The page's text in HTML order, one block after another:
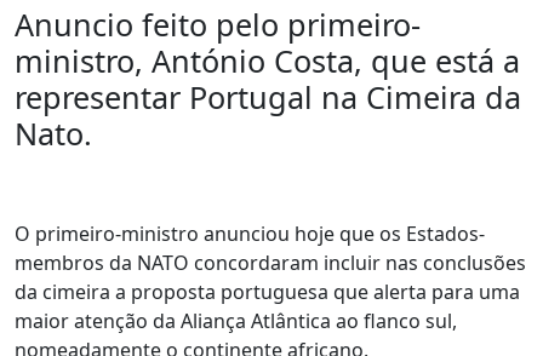
Anuncio feito pelo primeiro-
ministro, António Costa, que está a
representar Portugal na Cimeira da
Nato.
O primeiro-ministro anunciou hoje que os Estados-
membros da NATO concordaram incluir nas conclusões
da cimeira a proposta portuguesa que alerta para uma
maior atenção da Aliança Atlântica ao flanco sul,
nomeadamente o continente africano.